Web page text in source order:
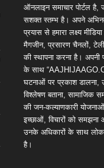
ऑनलाइन समाचार पोर्टल है,
सशक्त स्तम्भ है। अपने
प्रयास से हमारा लक्ष्य
मैगजीन, प्रसारण चैनलों,
की स्थापना करना है। अपनी
के साथ
घटनाओं पर प्रकाश डालना,
विश्लेषण बताना, सामाजिक
की जन-कल्याणकारी
इच्छाओं, विचारों को समझना
उनके अधिकारों के साथ
है।